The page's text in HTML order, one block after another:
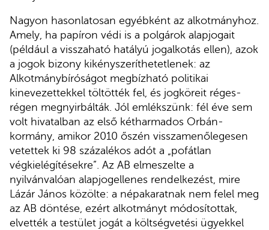
Nagyon hasonlatosan egyébként az alkotmányhoz.
Amely, ha papíron védi is a polgárok alapjogait
(például a visszaható hatályú jogalkotás ellen), azok
a jogok bizony kikényszeríthetetlenek: az
Alkotmánybíróságot megbízható politikai
kinevezettekkel töltötték fel, és jogköreit réges-
régen megnyirbálták. Jól emlékszünk: fél éve sem
volt hivatalban az első kétharmados Orbán-
kormány, amikor 2010 őszén visszamenőlegesen
vetettek ki 98 százalékos adót a „pofátlan
végkielégítésekre”. Az AB elmeszelte a
nyilvánvalóan alapjogellenes rendelkezést, mire
Lázár János közölte: a népakaratnak nem felel meg
az AB döntése, ezért alkotmányt módosítottak,
elvették a testület jogát a költségvetési ügyekkel